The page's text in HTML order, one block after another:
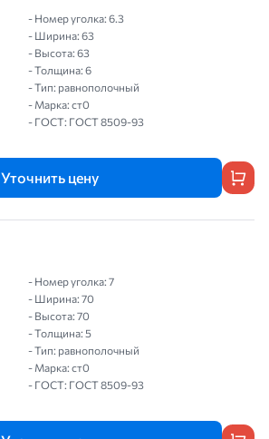
- Номер уголка: 6.3
- Ширина: 63
- Высота: 63
- Толщина: 6
- Тип: равнополочный
- Марка: ст0
- ГОСТ: ГОСТ 8509-93
Уточнить цену
- Номер уголка: 7
- Ширина: 70
- Высота: 70
- Толщина: 5
- Тип: равнополочный
- Марка: ст0
- ГОСТ: ГОСТ 8509-93